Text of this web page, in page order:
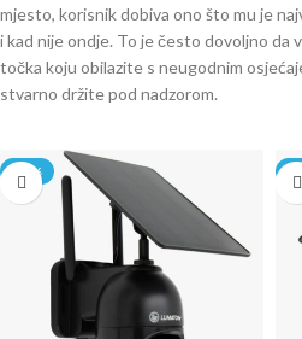
mjesto, korisnik dobiva ono što mu je
i kad nije ondje. To je često dovoljno da
točka koju obilazite s neugodnim
stvarno držite pod nadzorom.
-20% -